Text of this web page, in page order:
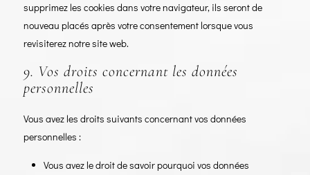
supprimez les cookies dans votre navigateur, ils seront de
nouveau placés après votre consentement lorsque vous
revisiterez notre site web.
9. Vos droits concernant les données
personnelles
Vous avez les droits suivants concernant vos données
personnelles :
Vous avez le droit de savoir pourquoi vos données